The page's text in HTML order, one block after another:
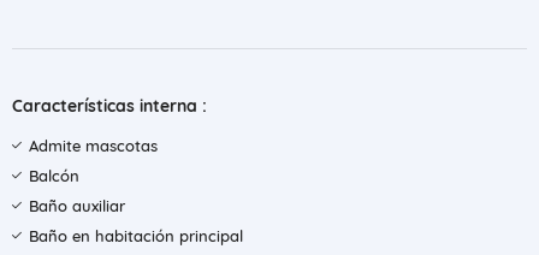
Características interna :
Admite mascotas
Balcón
Baño auxiliar
Baño en habitación principal